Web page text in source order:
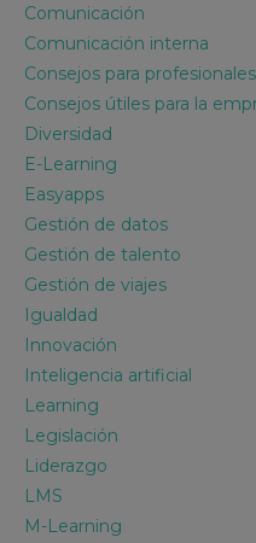
Comunicación
Comunicación interna
Consejos para profesionales
Consejos útiles para la
Diversidad
E-Learning
Easyapps
Gestión de datos
Gestión de talento
Gestión de viajes
Igualdad
Innovación
Inteligencia artificial
Learning
Legislación
Liderazgo
LMS
M-Learning